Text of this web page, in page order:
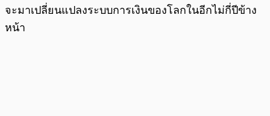
จะมาเปลี่ยนแปลงระบบการเงินของโลกในอีกไม่กี่ปีข้าง
หน้า